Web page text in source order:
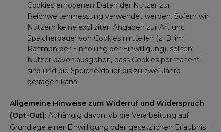
Cookies erhobenen Daten der Nutzer zur
Reichweitenmessung verwendet werden. Sofern wir
Nutzern keine expliziten Angaben zur Art und
Speicherdauer von Cookies mitteilen (z. B. im
Rahmen der Einholung der Einwilligung), sollten
Nutzer davon ausgehen, dass Cookies permanent
sind und die Speicherdauer bis zu zwei Jahre
betragen kann.
Allgemeine Hinweise zum Widerruf und Widerspruch
(Opt-Out): Abhängig davon, ob die Verarbeitung auf
Grundlage einer Einwilligung oder gesetzlichen Erlaubnis